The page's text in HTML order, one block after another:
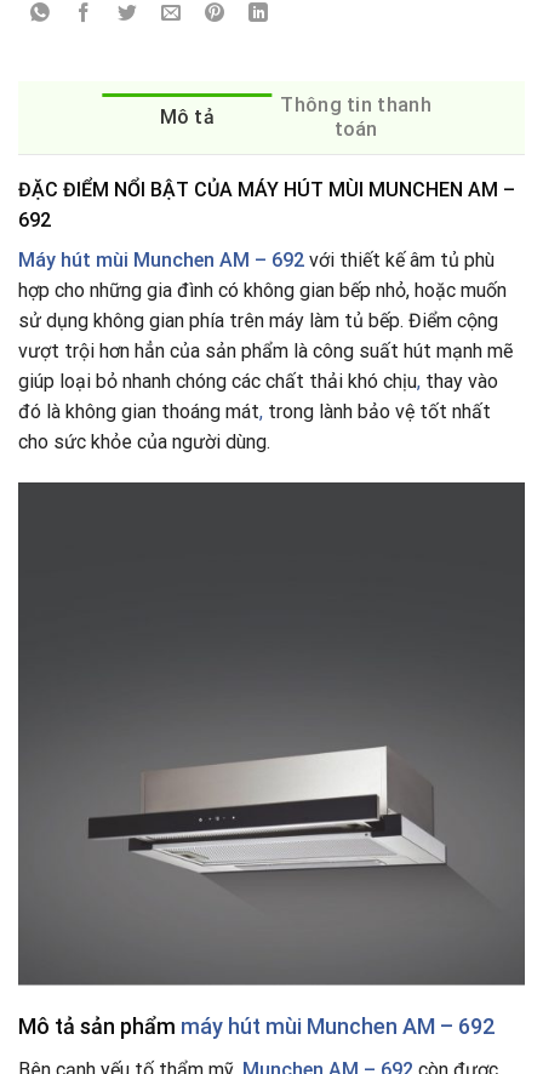
Mô tả
Thông tin thanh
toán
ĐẶC ĐIỂM NỔI BẬT CỦA MÁY HÚT MÙI MUNCHEN AM –
692
Máy hút mùi Munchen AM – 692 với thiết kế âm tủ phù
hợp cho những gia đình có không gian bếp nhỏ, hoặc muốn
sử dụng không gian phía trên máy làm tủ bếp. Điểm cộng
vượt trội hơn hẳn của sản phẩm là công suất hút mạnh mẽ
giúp loại bỏ nhanh chóng các chất thải khó chịu, thay vào
đó là không gian thoáng mát, trong lành bảo vệ tốt nhất
cho sức khỏe của người dùng.
Mô tả sản phẩm máy hút mùi Munchen AM – 692